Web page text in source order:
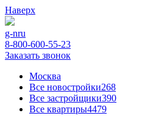
Наверх
g-nru
8-800-600-55-23
Заказать звонок
Москва
Все новостройки268
Все застройщики390
Все квартиры4479